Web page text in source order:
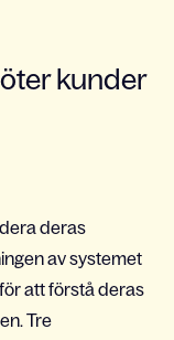
kunder
deras
av systemet
att förstå deras
Tre